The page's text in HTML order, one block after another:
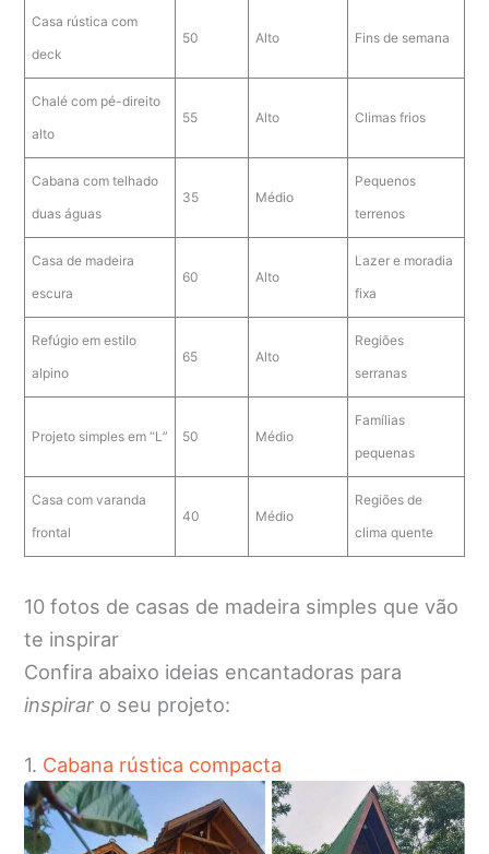
Casa rústica com
deck
50 Alto Fins de semana
Chalé com pé-direito
alto
55 Alto Climas frios
Cabana com telhado
duas águas
35 Médio
Pequenos
terrenos
Casa de madeira
escura
60 Alto
Lazer e moradia
fixa
Refúgio em estilo
alpino
65 Alto
Regiões
serranas
Projeto simples em “L” 50 Médio
Famílias
pequenas
Casa com varanda
frontal
40 Médio
Regiões de
clima quente
10 fotos de casas de madeira simples que vão
te inspirar
Confira abaixo ideias encantadoras para
inspirar o seu projeto:
1. Cabana rústica compacta